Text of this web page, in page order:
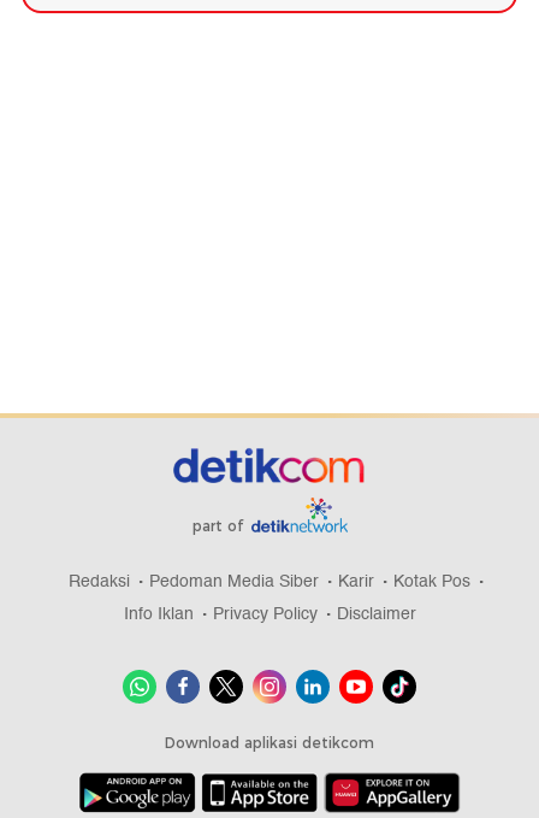
part of
Redaksi Pedoman Media Siber Karir
Kotak Pos
Info Iklan
Privacy Policy Disclaimer
Download aplikasi detikcom